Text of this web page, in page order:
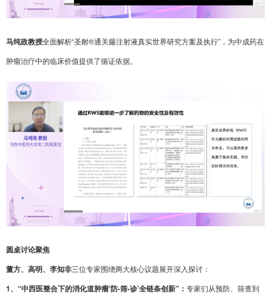
马纯政教授全面解析“圣耐®通关藤注射液真实世界研究方案及执行”，为中成药在
肿瘤治疗中的临床价值提供了循证依据。
圆桌讨论聚焦
董方、高明、李知非三位专家围绕两大核心议题展开深入探讨：
1、“中西医整合下的消化道肿瘤‘防-筛-诊’全链条创新”： 专家们从预防、筛查到